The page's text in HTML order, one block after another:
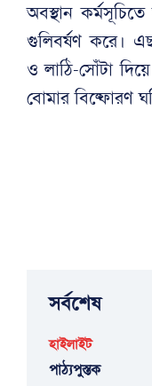
অবস্থান
গুলিবর্ষণ করে।
ও লাঠি-সোঁটা
বোমার বিষ্ফোরণ
সর্বশেষ
হাইলাইট
পাঠ্যপুস্তক